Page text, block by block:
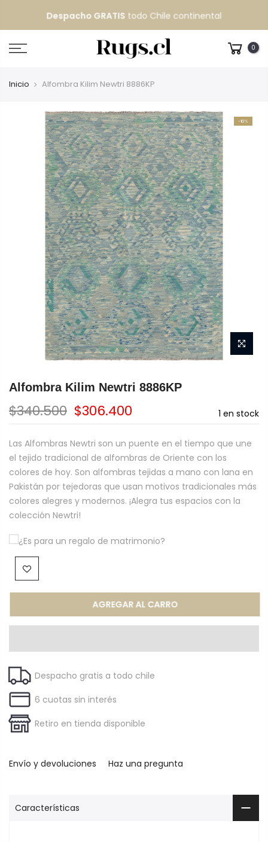
Despacho GRATIS todo Chile continental
0
Inicio Alfombra Kilim Newtri 8886KP
-10%
Alfombra Kilim Newtri 8886KP
1 en stock
$340.500 $306.400
Las Alfombras Newtri son un puente en el tiempo que une
el tejido tradicional de alfombras de Oriente con los
colores de hoy. Son alfombras tejidas a mano con lana en
Pakistán por tejedoras que usan motivos tradicionales más
colores alegres y modernos. ¡Alegra tus espacios con la
colección Newtri!
¿Es para un regalo de matrimonio?
AGREGAR AL CARRO
Despacho gratis a todo chile
6 cuotas sin interés
Retiro en tienda disponible
Envío y devoluciones Haz una pregunta
Características